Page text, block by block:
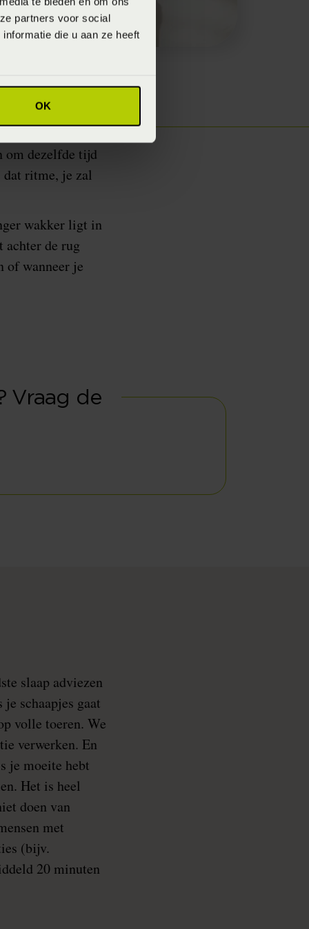
partners voor social
die u aan ze heeft
OK
om dezelfde tijd
dat ritme, je zal
wakker ligt in
achter de rug
of wanneer je
Vraag de
slaap adviezen
schaapjes gaat
volle toeren. We
verwerken. En
je moeite hebt
Het is heel
doen van
met
(bijv.
20 minuten